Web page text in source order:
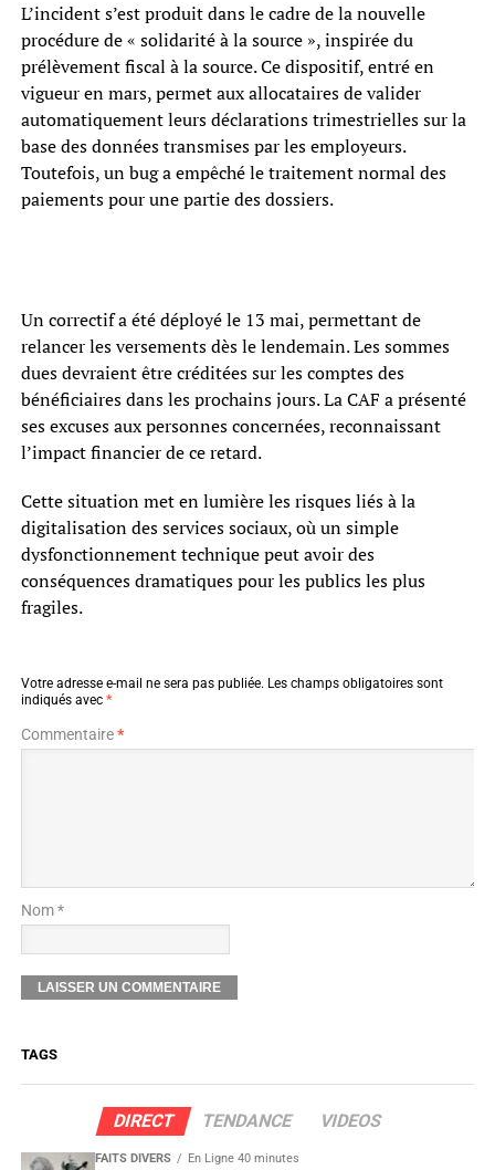
L’incident s’est produit dans le cadre de la nouvelle
procédure de « solidarité à la source », inspirée du
prélèvement fiscal à la source. Ce dispositif, entré en
vigueur en mars, permet aux allocataires de valider
automatiquement leurs déclarations trimestrielles sur la
base des données transmises par les employeurs.
Toutefois, un bug a empêché le traitement normal des
paiements pour une partie des dossiers.
Un correctif a été déployé le 13 mai, permettant de
relancer les versements dès le lendemain. Les sommes
dues devraient être créditées sur les comptes des
bénéficiaires dans les prochains jours. La CAF a présenté
ses excuses aux personnes concernées, reconnaissant
l’impact financier de ce retard.
Cette situation met en lumière les risques liés à la
digitalisation des services sociaux, où un simple
dysfonctionnement technique peut avoir des
conséquences dramatiques pour les publics les plus
fragiles.
Votre adresse e-mail ne sera pas publiée. Les champs obligatoires sont
indiqués avec *
Commentaire*
Nom *
TAGS
DIRECT TENDANCE VIDEOS
FAITS DIVERS En Ligne 40 minutes